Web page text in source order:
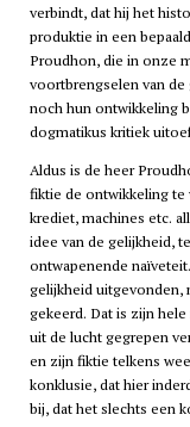
verbindt, dat hij het
produktie in een
Proudhon, die in onze
voortbrengselen van
noch hun ontwikkeling
dogmatikus kritiek
Aldus is de heer
fiktie de ontwikkeling te
krediet, machines etc.
idee van de gelijkheid,
ontwapenende
gelijkheid uitgevonden,
gekeerd. Dat is zijn
uit de lucht gegrepen
en zijn fiktie telkens
konklusie, dat hier
bij, dat het slechts een